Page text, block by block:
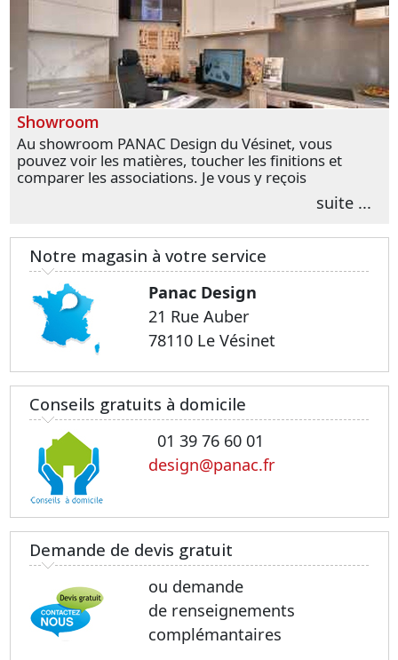
Showroom
Au showroom PANAC Design du Vésinet, vous
pouvez voir les matières, toucher les finitions et
comparer les associations. Je vous y reçois
personnellement pour parler de votre projet et
transformer vos premières idées en choix plussuite ...
Notre magasin à votre service
Panac Design
21 Rue Auber
78110 Le Vésinet
Conseils gratuits à domicile
01 39 76 60 01
design@panac.fr
Demande de devis gratuit
ou demande
de renseignements
complémantaires